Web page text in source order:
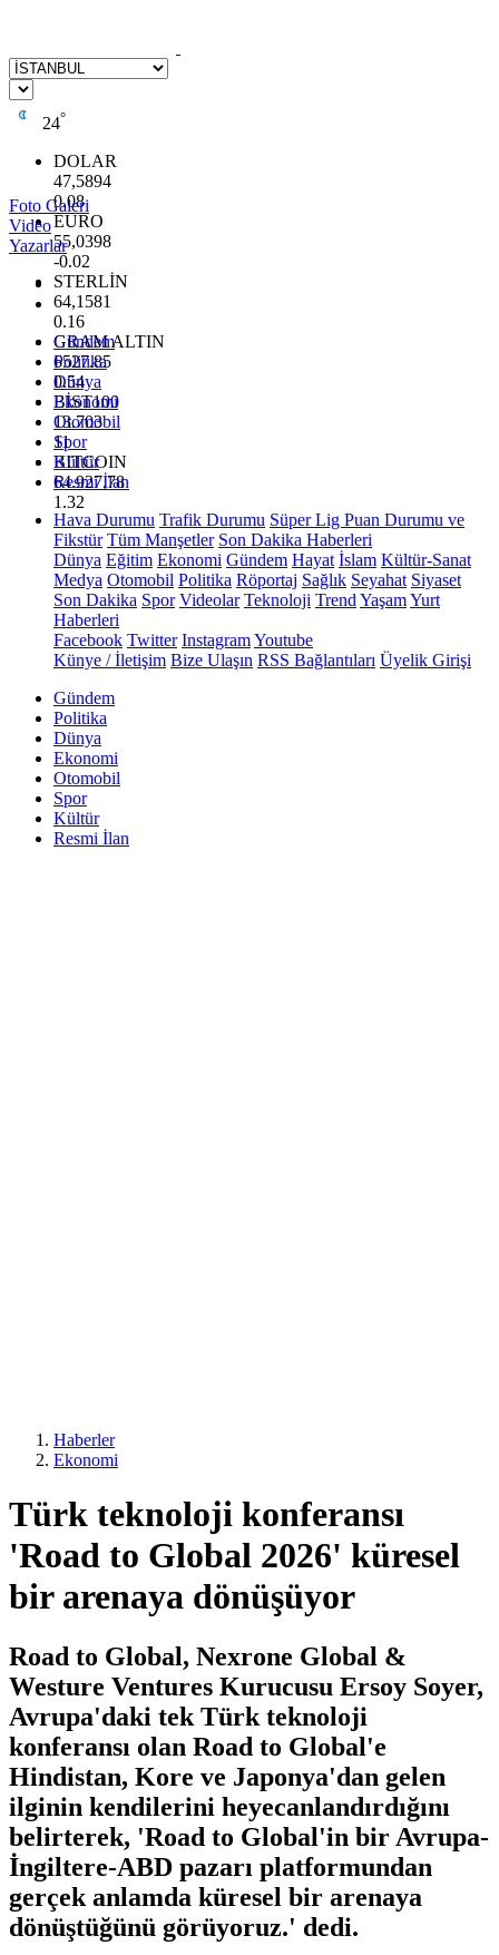
24°
DOLAR
47,5894
0.08
EURO
55,0398
-0.02
STERLİN
64,1581
0.16
GRAM ALTIN
6527.85
0.54
BİST100
13.703
11
BITCOIN
64.927,78
1.32
Foto Galeri
Video
Yazarlar
Gündem
Politika
Dünya
Ekonomi
Otomobil
Spor
Kültür
Resmi İlan
Hava Durumu Trafik Durumu Süper Lig Puan Durumu ve
Fikstür Tüm Manşetler Son Dakika Haberleri
Dünya Eğitim Ekonomi Gündem Hayat İslam Kültür-Sanat
Medya Otomobil Politika Röportaj Sağlık Seyahat Siyaset
Son Dakika Spor Videolar Teknoloji Trend YaşamYurt
Haberleri
Facebook Twitter InstagramYoutube
Künye / İletişim Bize Ulaşın RSS Bağlantıları Üyelik Girişi
Gündem
Politika
Dünya
Ekonomi
Otomobil
Spor
Kültür
Resmi İlan
Haberler
Ekonomi
Türk teknoloji konferansı
'Road to Global 2026' küresel
bir arenaya dönüşüyor
Road to Global, Nexrone Global &
Westure Ventures Kurucusu Ersoy Soyer,
Avrupa'daki tek Türk teknoloji
konferansı olan Road to Global'e
Hindistan, Kore ve Japonya'dan gelen
ilginin kendilerini heyecanlandırdığını
belirterek, 'Road to Global'in bir Avrupa-
İngiltere-ABD pazarı platformundan
gerçek anlamda küresel bir arenaya
dönüştüğünü görüyoruz.' dedi.